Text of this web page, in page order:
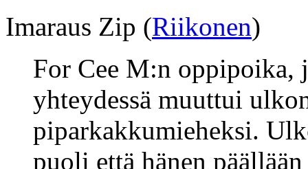
Imaraus Zip (Riikonen)
For Cee M:n
yhteydessä muuttui
piparkakkumieheksi.
puoli että hänen